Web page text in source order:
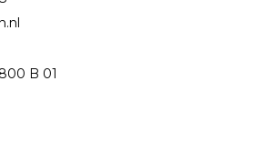
B 01